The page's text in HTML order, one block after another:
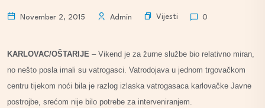
November 2, 2015 Admin Vijesti 0
KARLOVAC/OŠTARIJE – Vikend je za žurne službe bio relativno miran,
no nešto posla imali su vatrogasci. Vatrodojava u jednom trgovačkom
centru tijekom noći bila je razlog izlaska vatrogasaca karlovačke Javne
postrojbe, srećom nije bilo potrebe za interveniranjem.